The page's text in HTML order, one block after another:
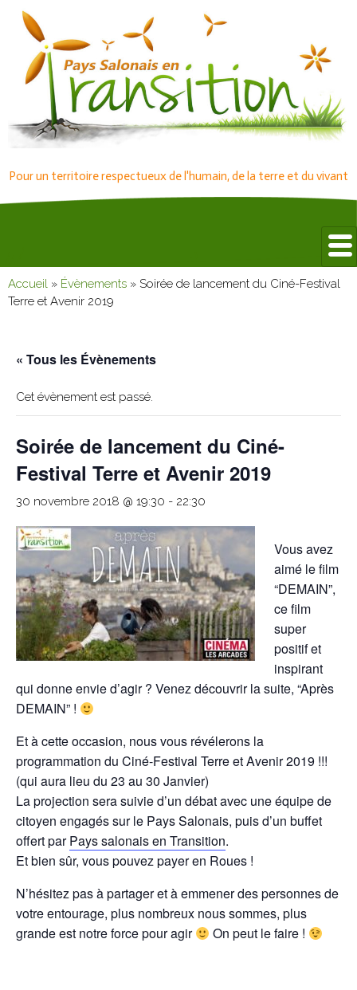
Pour un territoire respectueux de l'humain, de la terre et du vivant
Accueil » Évènements » Soirée de lancement du Ciné-Festival
Terre et Avenir 2019
« Tous les Évènements
Cet évènement est passé.
Soirée de lancement du Ciné-
Festival Terre et Avenir 2019
30 novembre 2018 @ 19:30 - 22:30
Vous avez
aimé le film
“DEMAIN”,
ce film
super
positif et
inspirant
qui donne envie d’agir ? Venez découvrir la suite, “Après
DEMAIN” !
Et à cette occasion, nous vous révélerons la
programmation du Ciné-Festival Terre et Avenir 2019 !!!
(qui aura lieu du 23 au 30 Janvier)
La projection sera suivie d’un débat avec une équipe de
citoyen engagés sur le Pays Salonais, puis d’un buffet
offert parPays salonais en Transition.
Et bien sûr, vous pouvez payer en Roues !
N’hésitez pas à partager et à emmener des personnes de
votre entourage, plus nombreux nous sommes, plus
grande est notre force pour agir
On peut le faire !